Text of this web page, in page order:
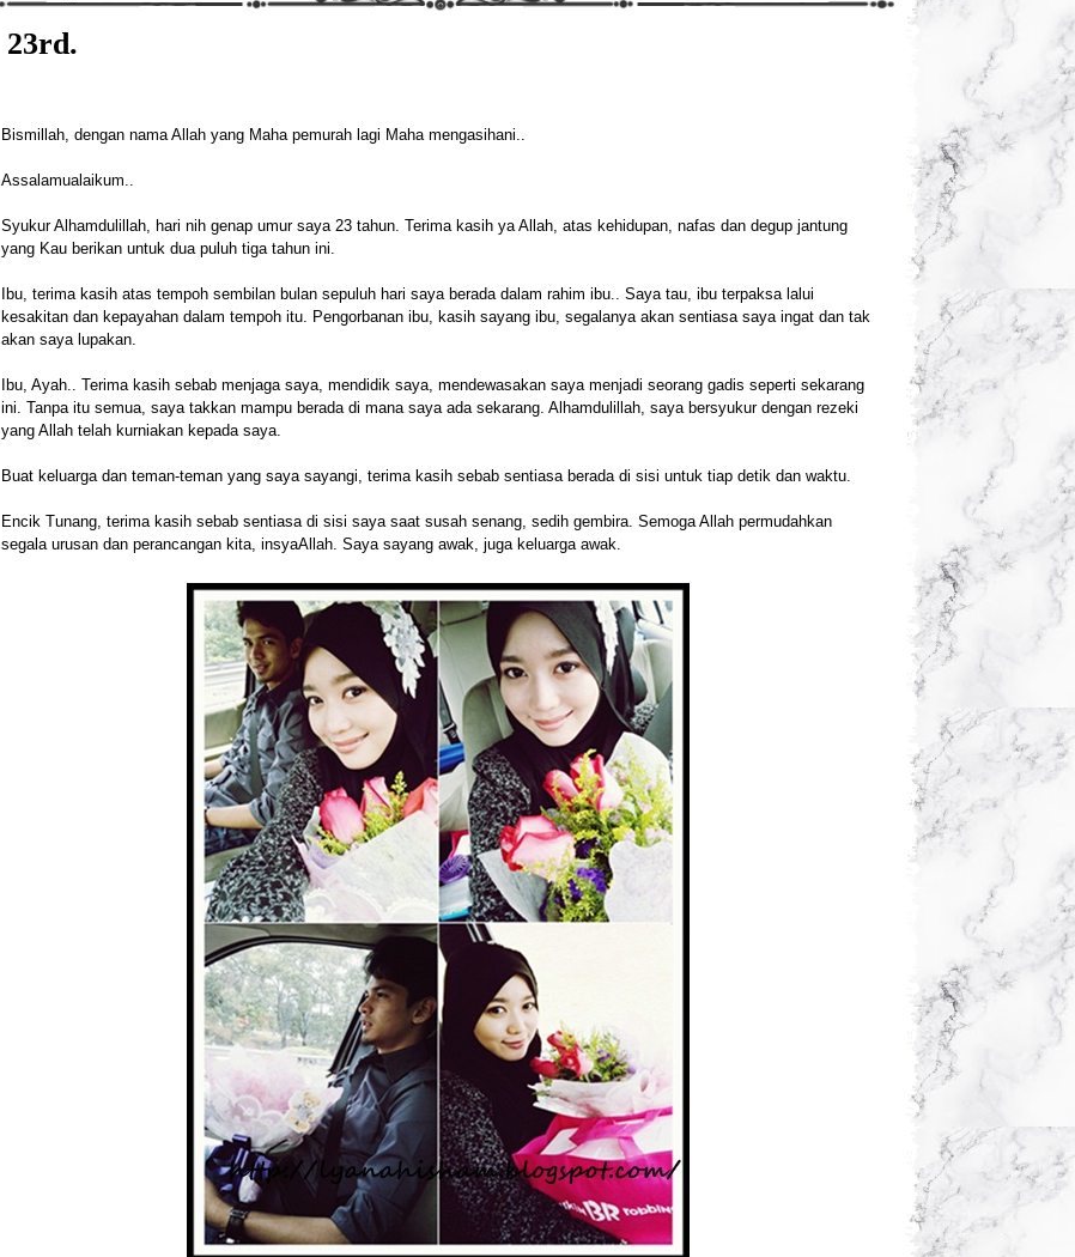
23rd.
Bismillah, dengan nama Allah yang Maha pemurah lagi Maha mengasihani..
Assalamualaikum..
Syukur Alhamdulillah, hari nih genap umur saya 23 tahun. Terima kasih ya Allah, atas kehidupan, nafas dan degup jantung
yang Kau berikan untuk dua puluh tiga tahun ini.
Ibu, terima kasih atas tempoh sembilan bulan sepuluh hari saya berada dalam rahim ibu.. Saya tau, ibu terpaksa lalui
kesakitan dan kepayahan dalam tempoh itu. Pengorbanan ibu, kasih sayang ibu, segalanya akan sentiasa saya ingat dan tak
akan saya lupakan.
Ibu, Ayah.. Terima kasih sebab menjaga saya, mendidik saya, mendewasakan saya menjadi seorang gadis seperti sekarang
ini. Tanpa itu semua, saya takkan mampu berada di mana saya ada sekarang. Alhamdulillah, saya bersyukur dengan rezeki
yang Allah telah kurniakan kepada saya.
Buat keluarga dan teman-teman yang saya sayangi, terima kasih sebab sentiasa berada di sisi untuk tiap detik dan waktu.
Encik Tunang, terima kasih sebab sentiasa di sisi saya saat susah senang, sedih gembira. Semoga Allah permudahkan
segala urusan dan perancangan kita, insyaAllah. Saya sayang awak, juga keluarga awak.